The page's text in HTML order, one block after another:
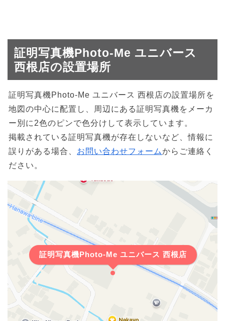
証明写真機Photo-Me ユニバース
西根店の設置場所
証明写真機Photo-Me ユニバース 西根店の設置場所を
地図の中心に配置し、周辺にある証明写真機をメーカ
ー別に2色のピンで色分けして表示しています。
掲載されている証明写真機が存在しないなど、情報に
誤りがある場合、 お問い合わせフォームからご連絡く
ださい。
証明写真機Photo-Me ユニバース 西根店